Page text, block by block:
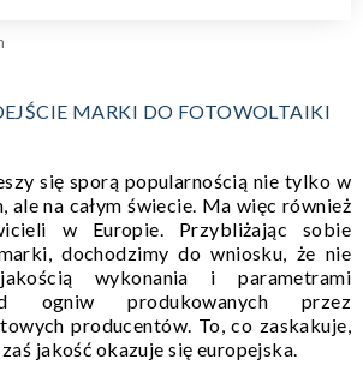
MARKI DO FOTOWOLTAIKI
się sporą popularnością nie tylko w
ale na całym świecie. Ma więc również
w Europie. Przybliżając sobie
dochodzimy do wniosku, że nie
wykonania i parametrami
ogniw produkowanych przez
producentów. To, co zaskakuje,
jakość okazuje się europejska.